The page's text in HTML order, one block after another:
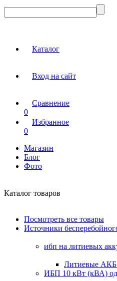
Каталог
Вход на сайт
Сравнение
0
Избранное
0
Магазин
Блог
Фото
Каталог товаров
Посмотреть все товары
Источники
ибп на литиевых
Литиевые
ИБП 10 кВт (кВА)